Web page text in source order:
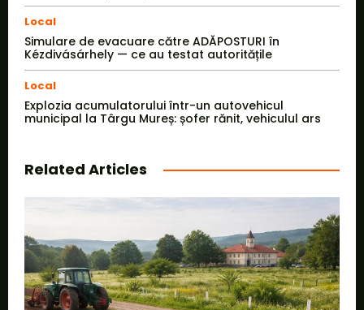
Local
Simulare de evacuare către ADĂPOSTURI în
Kézdivásárhely — ce au testat autoritățile
Local
Explozia acumulatorului într-un autovehicul
municipal la Târgu Mureș: șofer rănit, vehiculul ars
Related Articles